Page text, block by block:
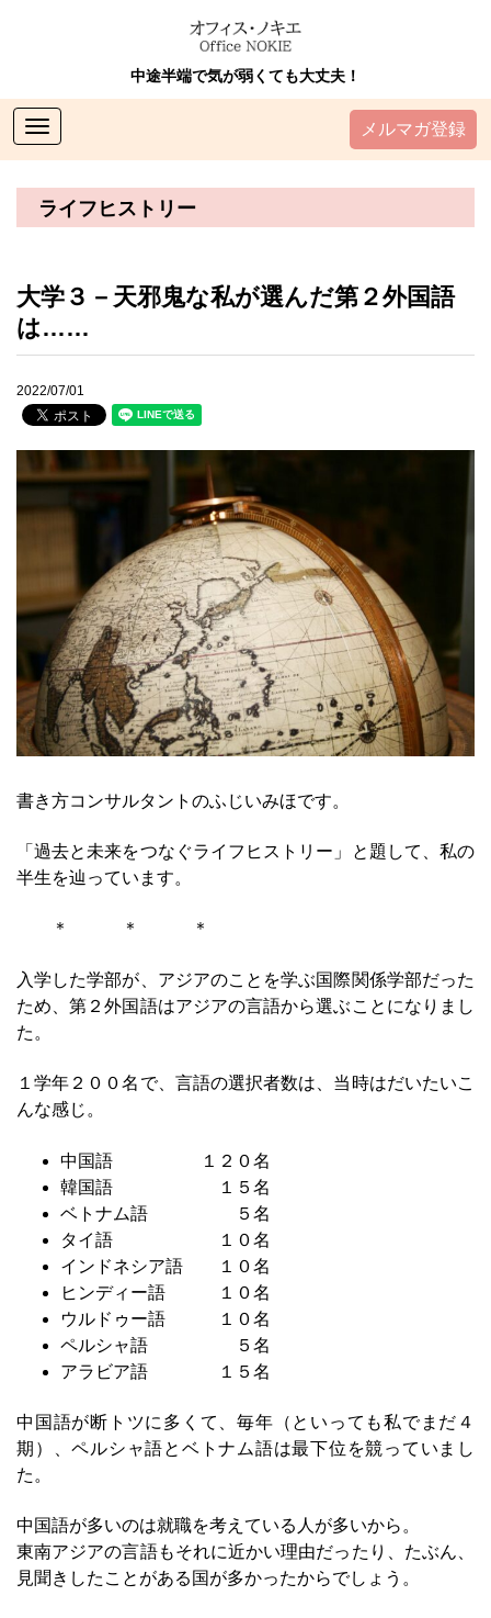
中途半端で気が弱くても大丈夫！
Toggle
navigation
メルマガ登録
ライフヒストリー
大学３－天邪鬼な私が選んだ第２外国語
は……
2022/07/01
書き方コンサルタントのふじいみほです。
「過去と未来をつなぐライフヒストリー」と題して、私の
半生を辿っています。
＊ ＊ ＊
入学した学部が、アジアのことを学ぶ国際関係学部だった
ため、第２外国語はアジアの言語から選ぶことになりまし
た。
１学年２００名で、言語の選択者数は、当時はだいたいこ
んな感じ。
中国語 １２０名
韓国語 １５名
ベトナム語 ５名
タイ語 １０名
インドネシア語 １０名
ヒンディー語 １０名
ウルドゥー語 １０名
ペルシャ語 ５名
アラビア語 １５名
中国語が断トツに多くて、毎年（といっても私でまだ４
期）、ペルシャ語とベトナム語は最下位を競っていまし
た。
中国語が多いのは就職を考えている人が多いから。
東南アジアの言語もそれに近かい理由だったり、たぶん、
見聞きしたことがある国が多かったからでしょう。